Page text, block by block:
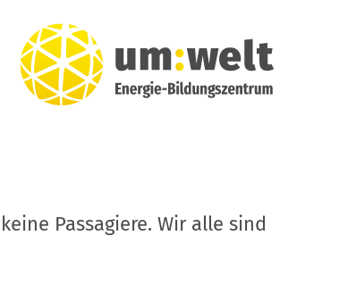
Passagiere. Wir alle sind